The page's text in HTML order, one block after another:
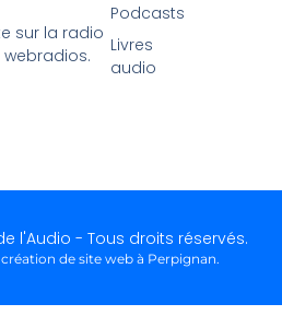
sur la radio
webradios.
Podcasts
Livres
audio
l'Audio - Tous droits réservés.
création de site web à Perpignan.